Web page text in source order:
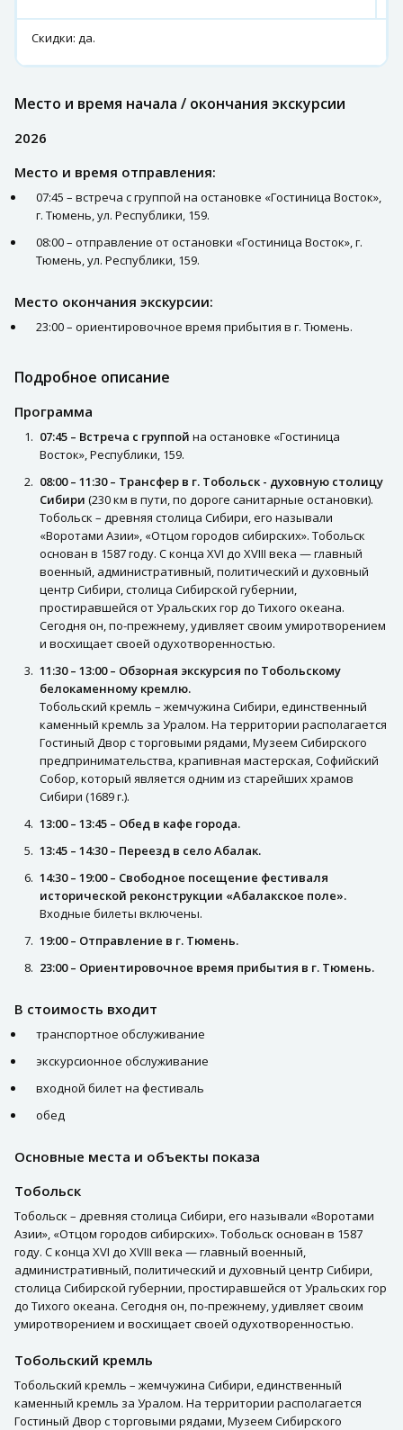
Скидки: да.
Место и время начала / окончания экскурсии
2026
Место и время отправления:
07:45 – встреча с группой на остановке «Гостиница Восток»,
г. Тюмень, ул. Республики, 159.
08:00 – отправление от остановки «Гостиница Восток», г.
Тюмень, ул. Республики, 159.
Место окончания экскурсии:
23:00 – ориентировочное время прибытия в г. Тюмень.
Подробное описание
Программа
07:45 – Встреча с группой на остановке «Гостиница
Восток», Республики, 159.
08:00 – 11:30 – Трансфер в г. Тобольск - духовную столицу
Сибири (230 км в пути, по дороге санитарные остановки).
Тобольск – древняя столица Сибири, его называли
«Воротами Азии», «Отцом городов сибирских». Тобольск
основан в 1587 году. С конца XVI до XVIII века — главный
военный, административный, политический и духовный
центр Сибири, столица Сибирской губернии,
простиравшейся от Уральских гор до Тихого океана.
Сегодня он, по-прежнему, удивляет своим умиротворением
и восхищает своей одухотворенностью.
11:30 – 13:00 – Обзорная экскурсия по Тобольскому
белокаменному кремлю.
Тобольский кремль – жемчужина Сибири, единственный
каменный кремль за Уралом. На территории располагается
Гостиный Двор с торговыми рядами, Музеем Сибирского
предпринимательства, крапивная мастерская, Софийский
Собор, который является одним из старейших храмов
Сибири (1689 г.).
13:00 – 13:45 – Обед в кафе города.
13:45 – 14:30 – Переезд в село Абалак.
14:30 – 19:00 – Свободное посещение фестиваля
исторической реконструкции «Абалакское поле».
Входные билеты включены.
19:00 – Отправление в г. Тюмень.
23:00 – Ориентировочное время прибытия в г. Тюмень.
В стоимость входит
транспортное обслуживание
экскурсионное обслуживание
входной билет на фестиваль
обед
Основные места и объекты показа
Тобольск
Тобольск – древняя столица Сибири, его называли «Воротами
Азии», «Отцом городов сибирских». Тобольск основан в 1587
году. С конца XVI до XVIII века — главный военный,
административный, политический и духовный центр Сибири,
столица Сибирской губернии, простиравшейся от Уральских гор
до Тихого океана. Сегодня он, по-прежнему, удивляет своим
умиротворением и восхищает своей одухотворенностью.
Тобольский кремль
Тобольский кремль – жемчужина Сибири, единственный
каменный кремль за Уралом. На территории располагается
Гостиный Двор с торговыми рядами, Музеем Сибирского